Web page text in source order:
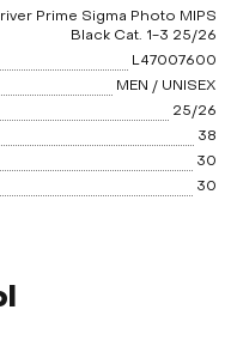
Prime Sigma Photo MIPS
Black Cat. 1-3 25/26
L47007600
MEN / UNISEX
25/26
38
30
30